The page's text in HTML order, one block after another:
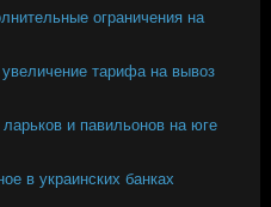
ограничения на
тарифа на вывоз
и павильонов на юге
в украинских банках